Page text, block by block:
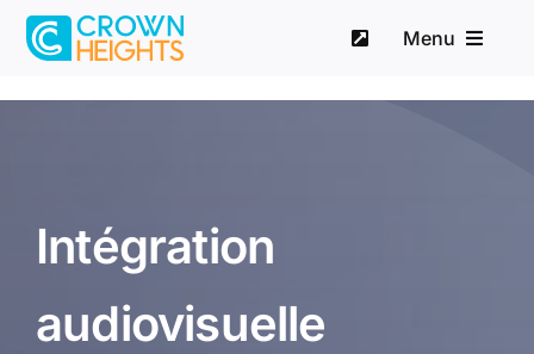
Passer
Menu
Accueil
Equipements
Contact
Intégration
audiovisuelle